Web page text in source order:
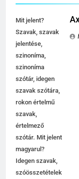
Mit jelent?
Szavak, szavak
jelentése,
szinoníma,
szinoníma
szótár, idegen
szavak szótára,
rokon értelmű
szavak,
értelmező
szótár. Mit jelent
magyarul?
Idegen szavak,
szóösszetételek